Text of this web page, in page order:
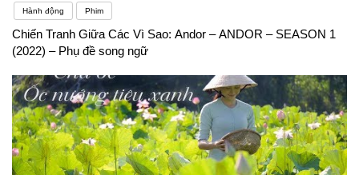
Hành động Phim
Chiến Tranh Giữa Các Vì Sao: Andor – ANDOR – SEASON 1
(2022) – Phụ đề song ngữ